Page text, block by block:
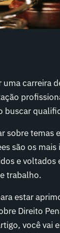
uma carreira
buscar
sobre temas
são os
e
trabalho.
estar
Direito
você vai